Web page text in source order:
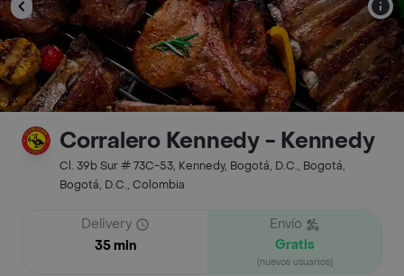
Corralero Kennedy - Kennedy
Cl. 39b Sur # 73C-53, Kennedy, Bogotá, D.C., Bogotá,
Bogotá, D.C., Colombia
Delivery
35 min
Envío
Gratis
(nuevos usuarios)